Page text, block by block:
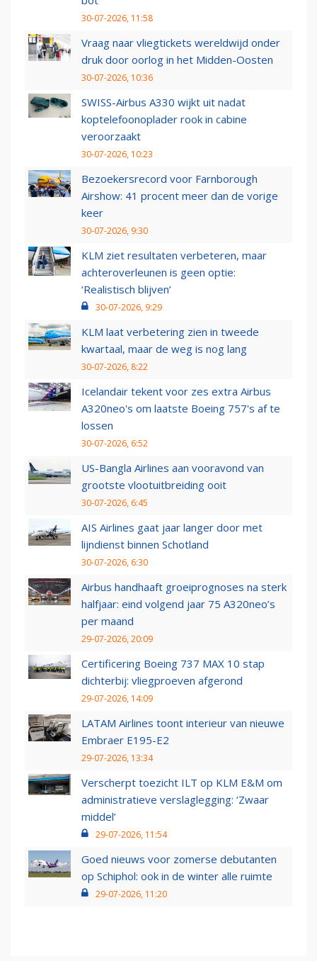
30-07-2026, 11:58
Vraag naar vliegtickets wereldwijd onder
druk door oorlog in het Midden-Oosten
30-07-2026, 10:36
SWISS-Airbus A330 wijkt uit nadat
koptelefoonoplader rook in cabine
veroorzaakt
30-07-2026, 10:23
Bezoekersrecord voor Farnborough
Airshow: 41 procent meer dan de vorige
keer
30-07-2026, 9:30
KLM ziet resultaten verbeteren, maar
achteroverleunen is geen optie:
‘Realistisch blijven’
30-07-2026, 9:29
KLM laat verbetering zien in tweede
kwartaal, maar de weg is nog lang
30-07-2026, 8:22
Icelandair tekent voor zes extra Airbus
A320neo's om laatste Boeing 757's af te
lossen
30-07-2026, 6:52
US-Bangla Airlines aan vooravond van
grootste vlootuitbreiding ooit
30-07-2026, 6:45
AIS Airlines gaat jaar langer door met
lijndienst binnen Schotland
30-07-2026, 6:30
Airbus handhaaft groeiprognoses na sterk
halfjaar: eind volgend jaar 75 A320neo’s
per maand
29-07-2026, 20:09
Certificering Boeing 737 MAX 10 stap
dichterbij: vliegproeven afgerond
29-07-2026, 14:09
LATAM Airlines toont interieur van nieuwe
Embraer E195-E2
29-07-2026, 13:34
Verscherpt toezicht ILT op KLM E&M om
administratieve verslaglegging: ‘Zwaar
middel’
29-07-2026, 11:54
Goed nieuws voor zomerse debutanten
op Schiphol: ook in de winter alle ruimte
29-07-2026, 11:20